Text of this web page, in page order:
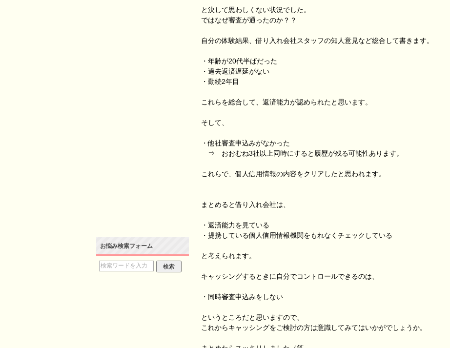
と決して思わしくない状況でした。
ではなぜ審査が通ったのか？？
自分の体験結果、借り入れ会社スタッフの知人意見など総合して書きます。
・年齢が20代半ばだった
・過去返済遅延がない
・勤続2年目
これらを総合して、返済能力が認められたと思います。
そして、
・他社審査申込みがなかった
⇒ おおむね3社以上同時にすると履歴が残る可能性あります。
これらで、個人信用情報の内容をクリアしたと思われます。
まとめると借り入れ会社は、
・返済能力を見ている
・提携している個人信用情報機関をもれなくチェックしている
と考えられます。
キャッシングするときに自分でコントロールできるのは、
・同時審査申込みをしない
というところだと思いますので、
これからキャッシングをご検討の方は意識してみてはいかがでしょうか。
お悩み検索フォーム